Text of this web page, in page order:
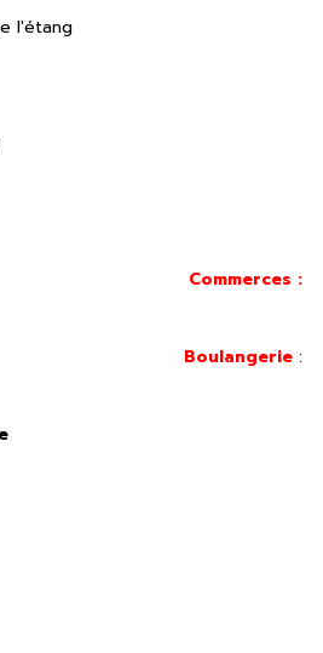
l'étang
Commerces :
Boulangerie: